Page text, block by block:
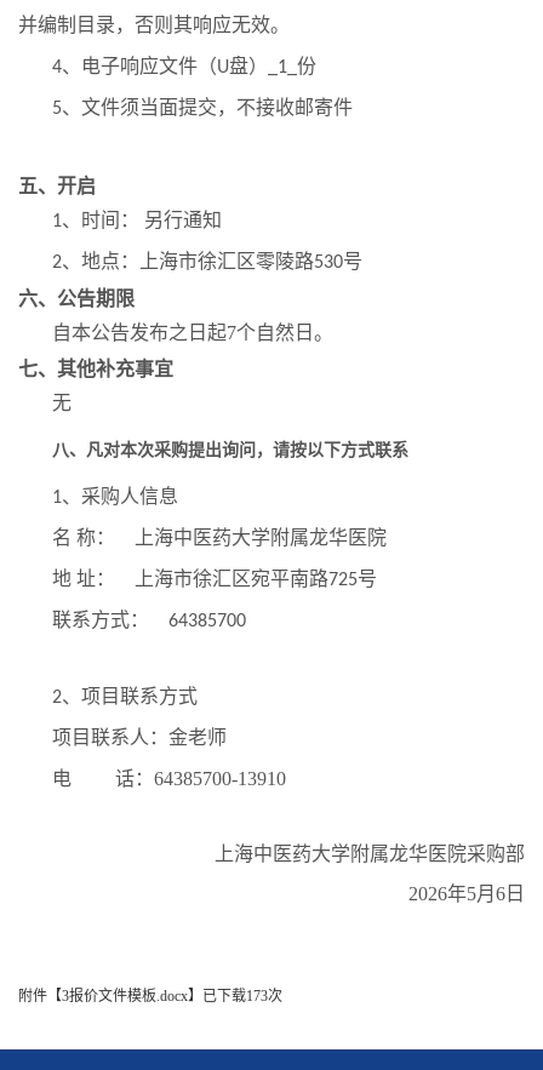
并编制目录，否则其响应无效。
4、电子响应文件（U盘） _1_ 份
5、文件须当面提交，不接收邮寄件
五、开启
1、时间： 另行通知
2、地点：上海市徐汇区零陵路530号
六、公告期限
自本公告发布之日起7个自然日。
七、其他补充事宜
无
八、凡对本次采购提出询问，请按以下方式联系
1、采购人信息
名 称： 上海中医药大学附属龙华医院
地 址： 上海市徐汇区宛平南路725号
联系方式： 64385700
2、项目联系方式
项目联系人： 金老师
电 话：64385700-13910
上海中医药大学附属龙华医院采购部
2026年5月6 日
附件【3报价文件模板.docx】已下载173次